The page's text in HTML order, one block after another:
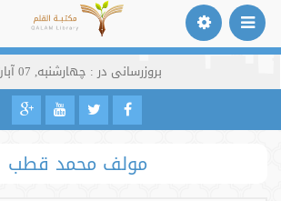
بروزرسانی در : چهارشنبه, 07 آبان 1399
مولف محمد قطب